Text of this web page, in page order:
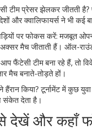
टीम प्रेसर झेलकर जीतती है?
और क्वालिफायर्स ने भी कई
पर फोकस करें: मजबूत
मैच जीताती हैं। ऑल-
फैंटेसी टीम बना रहे हैं, तो
मैच बनाते-तोड़ते हों।
हैंरान किया? टूर्नामेंट में कुछ
संकेत देता है।
देखें और कहाँ